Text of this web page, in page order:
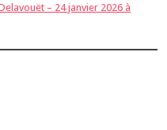
– 24 janvier 2026 à